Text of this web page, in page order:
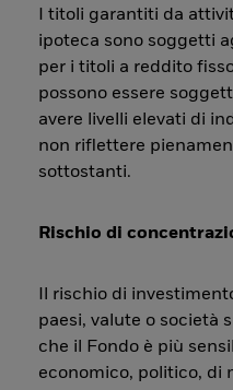
I titoli garantiti da
ipoteca sono soggetti
per i titoli a reddito
possono essere
avere livelli elevati di
non riflettere
sottostanti.
Rischio di
Il rischio di
paesi, valute o società
che il Fondo è più
economico, politico, di